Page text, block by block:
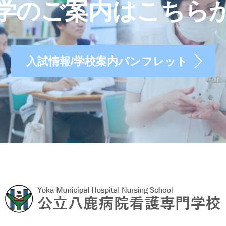
のご案内はこちら
入試情報/学校案内パンフレット